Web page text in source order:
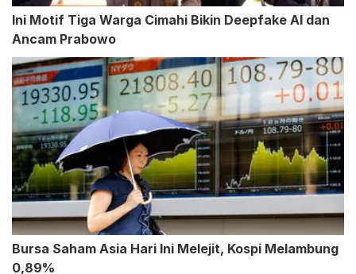
Ini Motif Tiga Warga Cimahi Bikin Deepfake AI dan
Ancam Prabowo
Bursa Saham Asia Hari Ini Melejit, Kospi Melambung
0,89%